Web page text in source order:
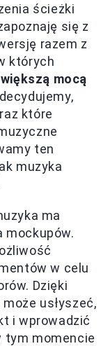
ścieżki
się z
razem z
których
mocą
które
ten
muzyka
ma
mockupów.
w celu
Dzięki
usłyszeć,
i wprowadzić
tym momencie